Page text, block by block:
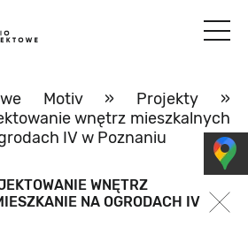
Motiv» Projekty »
wnętrz mieszkalnych
IV w Poznaniu
WNĘTRZ
NA OGRODACH IV